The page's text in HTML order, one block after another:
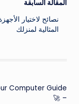
تصفّح
المقالات
المقالة السابقة
نصائح لاختيار
المثالية لمنزلك
Computer Guide
– 🚀